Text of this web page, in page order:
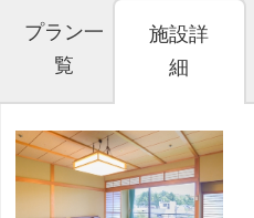
プラン一
覧
施設詳
細